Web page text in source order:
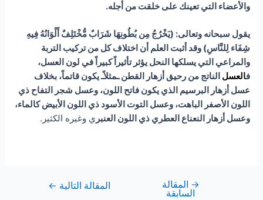
والأعضاء التي تعينك على خلقت من أجله.
يقول سبحانه وتعالى: (يَخْرُجُ مِن بُطُونِهَا شَرَابٌ مُّخْتَلِفٌ أَلْوَانُهُ فِيهِ
شِفَاء لِلنَّاسِ) وقد أثبت العلم أن اختلاف كل من تركيب التربة
والمراعي التي يسلكها النحل يؤثر تأثيراً كبيراً في لون العسل،
فالعسل الناتج من رحيق أزهار القطن ـمثلاًـ يكون قاتماً، بخلاف
عسل أزهار البرسيم الذي يكون فاتح اللون، وعسل شجر التفاح ذي
اللون الأصفر الباهت، وعسل التوت الأسود ذي اللون الأبيض كالماء،
وعسل أزهار النعناع العطري ذي اللون العنبر ي وغيره الكثير.
→ المقالة
السابقة
المقالة التالية ←